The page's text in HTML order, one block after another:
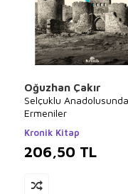
Oğuzhan Çakır
Selçuklu Anadolusunda
Ermeniler
Kronik Kitap
206,50 TL